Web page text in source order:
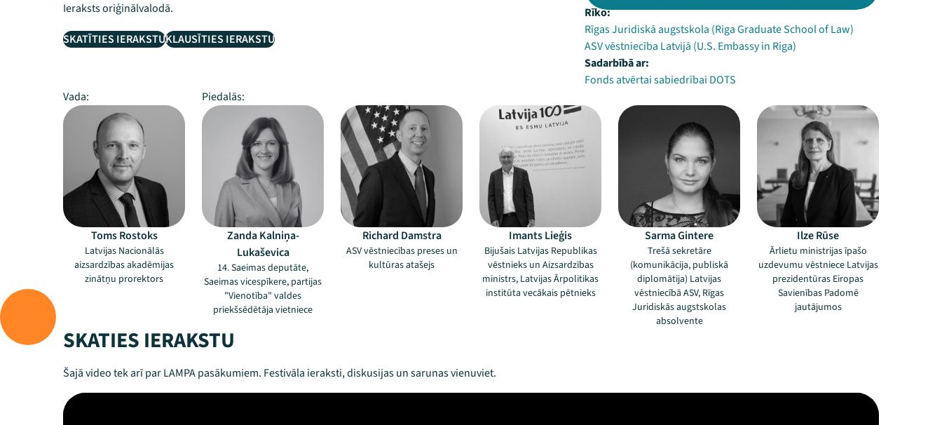
Ieraksts oriģinālvalodā.
SKATĪTIES IERAKSTUKLAUSĪTIES IERAKSTU
Rīko:
Rīgas Juridiskā augstskola (Riga Graduate School of Law)
ASV vēstniecība Latvijā (U.S. Embassy in Riga)
Sadarbībā ar:
Fonds atvērtai sabiedrībai DOTS
Vada:
Piedalās:
Toms Rostoks
Latvijas Nacionālās
aizsardzības akadēmijas
zinātņu prorektors
Zanda Kalniņa-
Lukaševica
14. Saeimas deputāte,
Saeimas vicespīkere, partijas
"Vienotība" valdes
priekšsēdētāja vietniece
Richard Damstra
ASV vēstniecības preses un
kultūras atašejs
Imants Lieģis
Bijušais Latvijas Republikas
vēstnieks un Aizsardzības
ministrs, Latvijas Ārpolitikas
institūta vecākais pētnieks
Sarma Gintere
Trešā sekretāre
(komunikācija, publiskā
diplomātija) Latvijas
vēstniecībā ASV, Rīgas
Juridiskās augstskolas
absolvente
Ilze Rūse
Ārlietu ministrijas īpašo
uzdevumu vēstniece Latvijas
prezidentūras Eiropas
Savienības Padomē
jautājumos
SKATIES IERAKSTU
Šajā video tek arī par LAMPA pasākumiem. Festivāla ieraksti, diskusijas un sarunas vienuviet.